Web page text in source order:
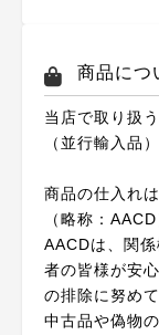
商品につ
当店で取り扱
（並行輸入品
商品の仕入れ
（略称：
AACDは、関
者の皆様が安
の排除に努め
中古品や偽物